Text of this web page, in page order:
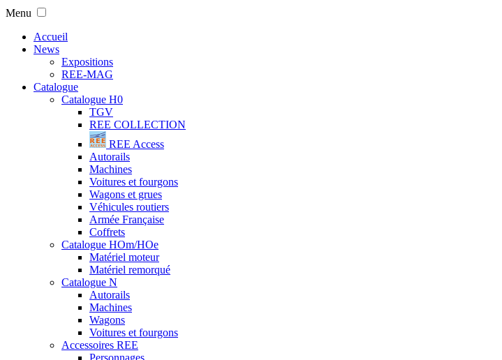
Menu
Accueil
News
Expositions
REE-MAG
Catalogue
Catalogue H0
TGV
REE COLLECTION
REE Access
Autorails
Machines
Voitures et fourgons
Wagons et grues
Véhicules routiers
Armée Française
Coffrets
Catalogue HOm/HOe
Matériel moteur
Matériel remorqué
Catalogue N
Autorails
Machines
Wagons
Voitures et fourgons
Accessoires REE
Personnages